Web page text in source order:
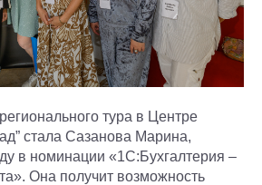
тура в Центре
стала Сазанова Марина,
в номинации «1С:Бухгалтерия –
Она получит возможность